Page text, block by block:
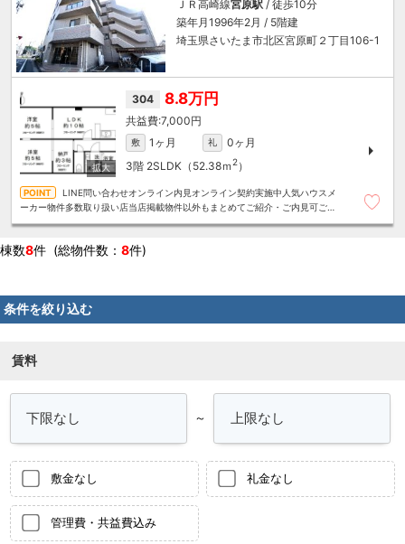
ＪＲ高崎線宮原駅 / 徒歩10分
築年月1996年2月 / 5階建
埼玉県さいたま市北区宮原町２丁目106-1
304 8.8万円
7,000円
敷 1ヶ月 礼
0ヶ月
3階 2SLDK（52.38ｍ 2）
LINE問い合わせオンライン内見オンライン契約実施中人気ハウスメ
ーカー物件多数取り扱い店当店掲載物件以外もまとめてご紹介・ご内見可ご予
棟数8件 (総物件数： 8件)
条件を絞り込む
賃料
～
敷金なし 礼金なし
管理費・共益費込み